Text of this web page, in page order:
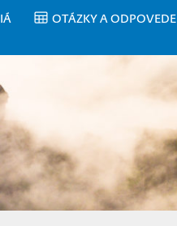
OTÁZKY A ODPOVEDE